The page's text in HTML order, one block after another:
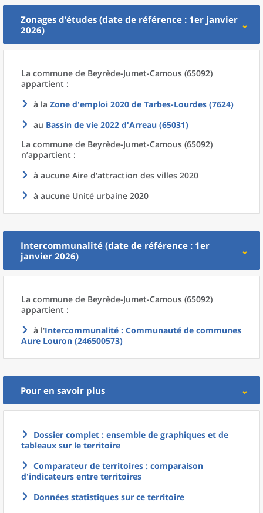
Zonages d’études (date de référence : 1er janvier
2026)
La commune de Beyrède-Jumet-Camous (65092)
appartient :
à la Zone d'emploi 2020 de Tarbes-Lourdes (7624)
au Bassin de vie 2022 d'Arreau (65031)
La commune de Beyrède-Jumet-Camous (65092)
n’appartient :
à aucune Aire d'attraction des villes 2020
à aucune Unité urbaine 2020
Intercommunalité (date de référence : 1er
janvier 2026)
La commune de Beyrède-Jumet-Camous (65092)
appartient :
à l'Intercommunalité : Communauté de communes
Aure Louron (246500573)
Pour en savoir plus
Dossier complet : ensemble de graphiques et de
tableaux sur le territoire
Comparateur de territoires : comparaison
d'indicateurs entre territoires
Données statistiques sur ce territoire